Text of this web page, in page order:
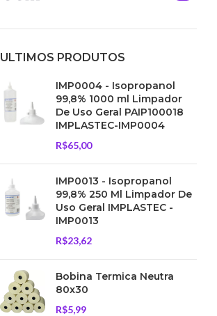
ULTIMOS PRODUTOS
IMP0004 - Isopropanol
99,8% 1000 ml Limpador
De Uso Geral PAIP100018
IMPLASTEC-IMP0004
R$65,00
IMP0013 - Isopropanol
99,8% 250 Ml Limpador De
Uso Geral IMPLASTEC -
IMP0013
R$23,62
Bobina Termica Neutra
80x30
R$5,99